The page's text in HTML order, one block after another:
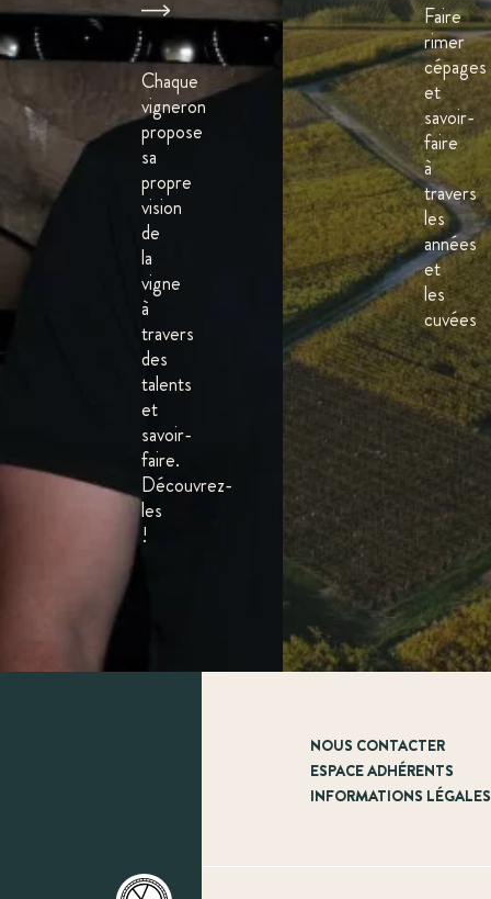
Chaque
vigneron
propose
sa
propre
vision
de
la
vigne
à
travers
des
talents
et
savoir-
faire.
Découvrez-
les
!
Faire
rimer
cépages
et
savoir-
faire
à
travers
les
années
et
les
cuvées
NOUS CONTACTER
ESPACE ADHÉRENTS
INFORMATIONS LÉGALES